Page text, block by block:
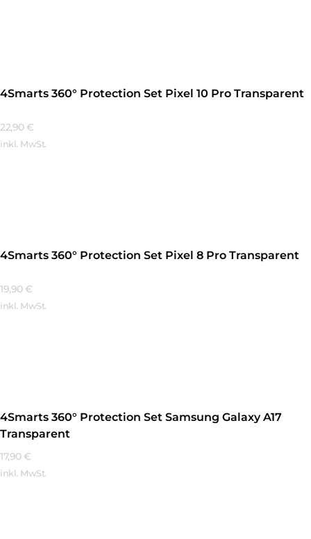
4Smarts 360° Protection Set Pixel 10 Pro Transparent
22,90 €
inkl. MwSt.
4Smarts 360° Protection Set Pixel 8 Pro Transparent
19,90 €
inkl. MwSt.
4Smarts 360° Protection Set Samsung Galaxy A17
Transparent
17,90 €
inkl. MwSt.